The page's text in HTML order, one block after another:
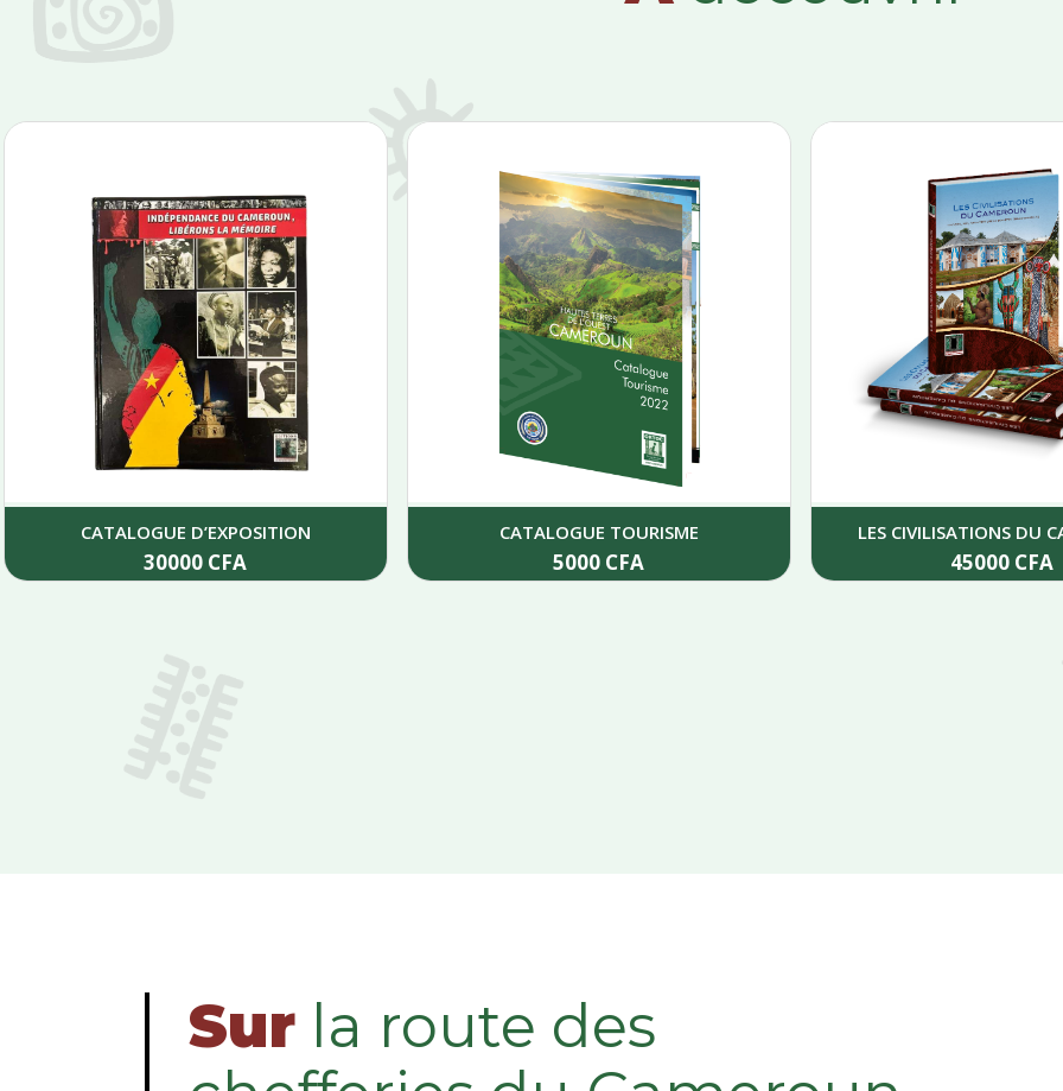
CATALOGUE D’EXPOSITION
30000 CFA
CATALOGUE TOURISME
5000 CFA
LES CIVILISATIONS DU
45000 CFA
Sur la route des